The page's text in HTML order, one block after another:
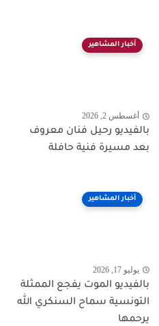
أخبار المشاهير
أغسطس 2, 2026
بالفيديو رحيل فنان معروف
بعد مسيرة فنية حافلة
أخبار المشاهير
يوليو 17, 2026
بالفيديو الموت يفجع الممثلة
التونسية سماح السنكري الله
يرحمها